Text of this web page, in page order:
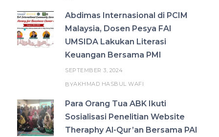
Abdimas Internasional di PCIM
Malaysia, Dosen Pesya FAI
UMSIDA Lakukan Literasi
Keuangan Bersama PMI
SEPTEMBER 3, 2024
BYAKHMAD HASBUL WAFI
Para Orang Tua ABK Ikuti
Sosialisasi Penelitian Website
Theraphy Al-Qur’an Bersama PAI